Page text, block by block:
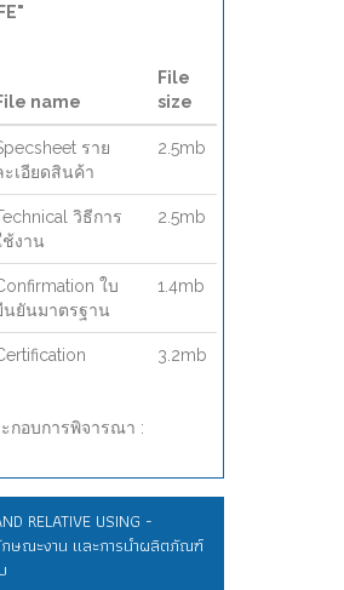
name
File
size
ราย
ะเอียดสินค้า
2.5mb
วิธีการ
ช้งาน
2.5mb
ใบ
นยันมาตรฐาน
1.4mb
3.2mb
กอบการพิจารณา :
RELATIVE USING -
ษณะงาน และการนำผลิตภัณฑ์